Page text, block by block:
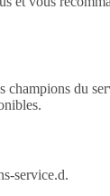
du
service.d.